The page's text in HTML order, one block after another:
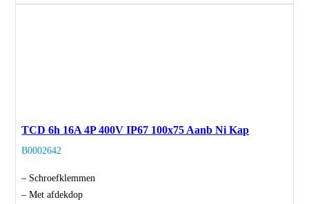
TCD 6h 16A 4P 400V IP67 100x75 Aanb Ni Kap
B0002642
– Schroefklemmen
– Met afdekdop